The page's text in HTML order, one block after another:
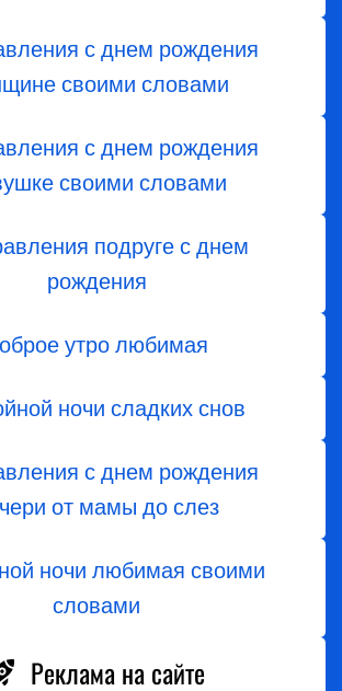
с днем рождения
своими словами
с днем рождения
своими словами
подруге с днем
рождения
утро любимая
ночи сладких снов
с днем ​​рождения
от мамы до слез
ночи любимая своими
словами
Реклама на сайте